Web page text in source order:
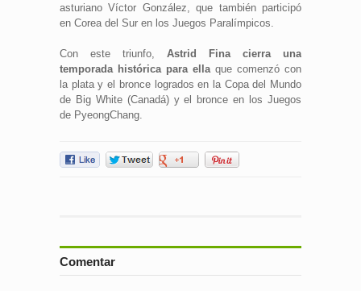
asturiano Víctor González, que también participó
en Corea del Sur en los Juegos Paralímpicos.
Con este triunfo, Astrid Fina cierra una
temporada histórica para ellaque comenzó con
la plata y el bronce logrados en la Copa del Mundo
de Big White (Canadá) y el bronce en los Juegos
de PyeongChang.
Comentar